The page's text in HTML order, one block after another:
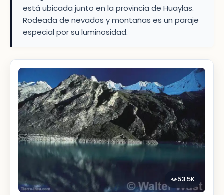
está ubicada junto en la provincia de Huaylas.
Rodeada de nevados y montañas es un paraje
especial por su luminosidad.
53.5K